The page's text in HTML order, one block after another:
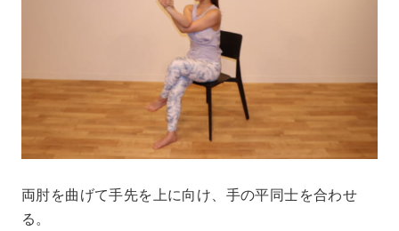
両肘を曲げて手先を上に向け、手の平同士を合わせ
る。